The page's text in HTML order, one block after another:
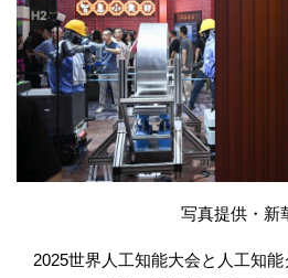
写真提供・新
2025世界人工知能大会と人工知能